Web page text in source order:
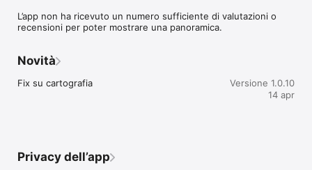
L’app non ha ricevuto un numero sufficiente di valutazioni o
recensioni per poter mostrare una panoramica.
Novità
Fix su cartografia
Versione 1.0.10
14 apr
Privacy dell’app